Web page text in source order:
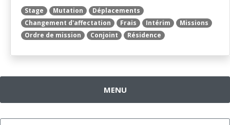
Stage Mutation
Déplacements
Changement d'affectation
Frais Intérim
Missions
Ordre de mission
Conjoint Résidence
MENU